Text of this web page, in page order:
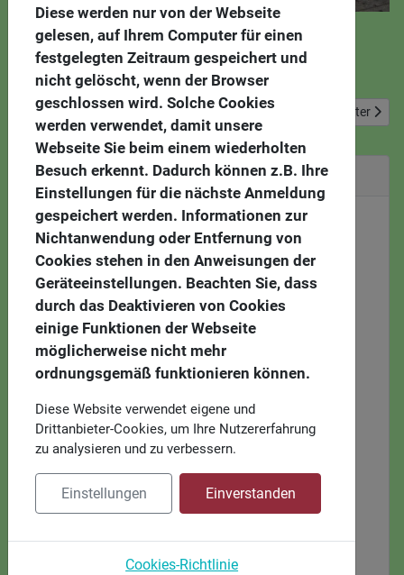
Diese werden nur von der Webseite
gelesen, auf Ihrem Computer für einen
festgelegten Zeitraum gespeichert und
nicht gelöscht, wenn der Browser
geschlossen wird. Solche Cookies
werden verwendet, damit unsere
Webseite Sie beim einem wiederholten
Besuch erkennt. Dadurch können z.B. Ihre
Einstellungen für die nächste Anmeldung
gespeichert werden. Informationen zur
Nichtanwendung oder Entfernung von
Cookies stehen in den Anweisungen der
Geräteeinstellungen. Beachten Sie, dass
durch das Deaktivieren von Cookies
einige Funktionen der Webseite
möglicherweise nicht mehr
ordnungsgemäß funktionieren können.
Diese Website verwendet eigene und
Drittanbieter-Cookies, um Ihre Nutzererfahrung
zu analysieren und zu verbessern.
Einstellungen Einverstanden
Cookies-Richtlinie
Vorheriger Beitrag: 2016 Kaiser
Zurück Nächster
Weiter
Terminübersicht